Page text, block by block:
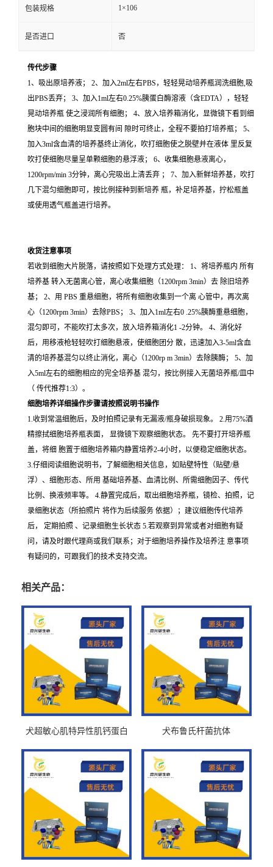
包装规格 1×106
是否进口 否
传代步骤
1、吸出原培养液； 2、加入2ml左右PBS，轻轻晃动培养瓶润洗细胞,吸
出PBS丢弃； 3、加入1ml左右0.25%胰蛋白酶溶液（含EDTA），轻轻
晃动培养瓶 使之浸润所有细胞； 4、放入培养箱消化，显微镜下看到细
胞块中间的细胞明显变圆有间 隙时可终止，全程不要拍打培养瓶； 5、
加入3ml含血清的培养基终止消化，吹打细胞使之脱壁并在液体 里反复
吹打使细胞尽量呈单颗细胞的悬浮液； 6、收集细胞悬液离心，
1200rpm/min 3分钟，离心完吸出上清丢弃 ； 7、加入新鲜培养基，吹打
几下混匀细胞即可，按比例接种到新培养 瓶，补足培养基，拧松瓶盖
或使用透气瓶盖进行培养。
收货注意事项
若收到细胞大片脱落，请按照如下处理方式处理： 1、将培养瓶内 所有
培养基 转入无菌离心管，离心收集细胞（1200rpm 3min）去 除旧培养
基； 2、用 PBS 重悬细胞，将所有细胞收集到一个离 心管中，再次离
心（1200rpm 3min）去除PBS； 3、加入1ml左右0 .25%胰酶重悬细胞，
混匀即可，不能吹打太多次，放入培养箱消化1 -2分钟。 4、消化好
后，用移液枪轻轻吹打细胞悬液，使细胞团分 散，迅速加入3-5ml含血
清的培养基混匀以终止消化，离心（1200rp m 3min）去除胰酶； 5、加
入5ml左右的细胞相应的完全培养基 混匀，按比例接入无菌培养瓶/皿中
（ 传代推荐1:3）。
细胞培养详细操作步骤请按照说明书操作
1.收到常温细胞后，及时拍照记录有无漏液/瓶身破损现象。 2.用75%酒
精擦拭细胞培养瓶表面， 显微镜下观察细胞状态。 先不要打开培养瓶
盖，将细 胞置于细胞培养箱内静置培养2-4小时，以便稳定细胞状态。
3.仔细阅读细胞说明书，了解细胞相关信息，如贴壁特性（贴壁/悬
浮）、细胞形态、所用 基础培养基、血清比例、所需细胞因子、传代
比例、换液频率等。 4.静置完成后，取出细胞培养瓶，镜检、拍照，记
录细胞状态（所拍照片 将作为后续服务 依据）；建议细胞传代培养
后， 定期拍照 、记录细胞生长状态 5.若观察到异常或者对细胞有疑
问，请及时跟代理商或我们联系；对于细胞培养操作及培养注 意事项
有疑问的，可跟我们的技术支持交流。
相关产品：
犬超敏心肌特异性肌钙蛋白
犬布鲁氏杆菌抗体